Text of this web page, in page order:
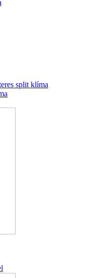
split klíma